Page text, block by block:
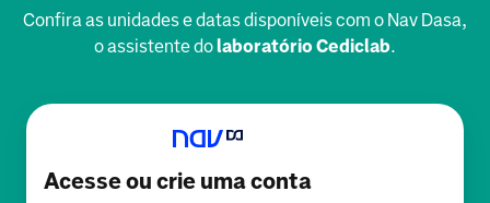
Confira as unidades e datas disponíveis com o Nav Dasa,
o assistente dolaboratório Cediclab.
Acesse ou crie uma conta